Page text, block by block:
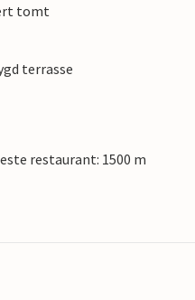
tomt
terrasse
restaurant: 1500 m